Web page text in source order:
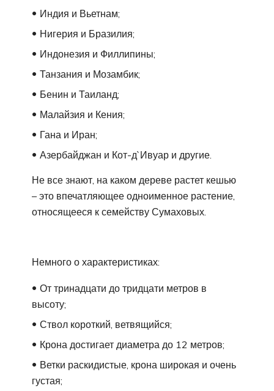
Индия и Вьетнам;
Нигерия и Бразилия;
Индонезия и Филлипины;
Танзания и Мозамбик;
Бенин и Таиланд;
Малайзия и Кения;
Гана и Иран;
Азербайджан и Кот-д`Ивуар и другие.
Не все знают, на каком дереве растет кешью
– это впечатляющее одноименное растение,
относящееся к семейству Сумаховых.
Немного о характеристиках:
От тринадцати до тридцати метров в
высоту;
Ствол короткий, ветвящийся;
Крона достигает диаметра до 12 метров;
Ветки раскидистые, крона широкая и очень
густая;